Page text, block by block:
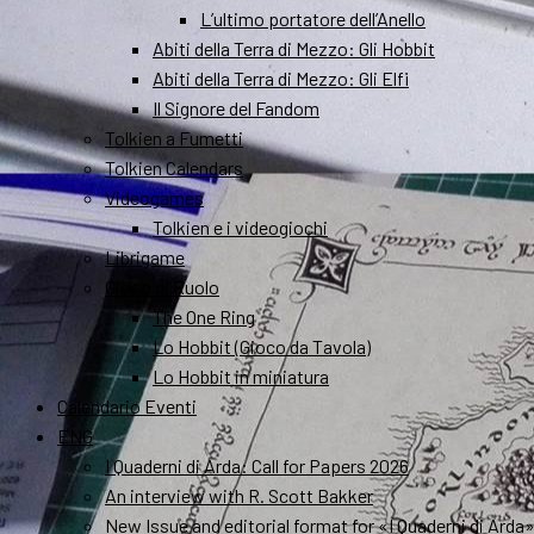
L’ultimo portatore dell’Anello
Abiti della Terra di Mezzo: Gli Hobbit
Abiti della Terra di Mezzo: Gli Elfi
Il Signore del Fandom
Tolkien a Fumetti
Tolkien Calendars
Videogames
Tolkien e i videogiochi
Librigame
Gioco di Ruolo
The One Ring
Lo Hobbit (Gioco da Tavola)
Lo Hobbit in miniatura
Calendario Eventi
ENG
I Quaderni di Arda: Call for Papers 2026
An interview with R. Scott Bakker
New Issue and editorial format for «I Quaderni di Arda»